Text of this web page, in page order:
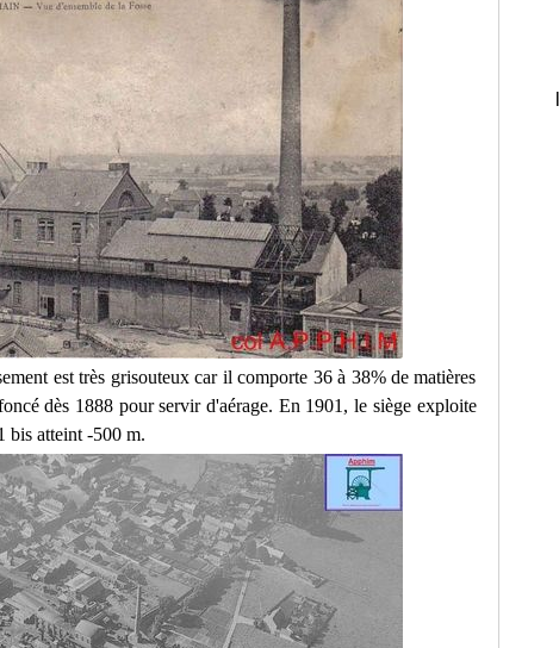
est très grisouteux car il comporte 36 à 38% de matières
dès 1888 pour servir d'aérage. En 1901, le siège exploite
bis atteint -500 m.